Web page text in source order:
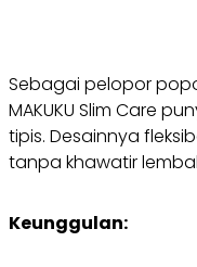
Sebagai pelopor
MAKUKU Slim Care
tipis. Desainnya
tanpa khawatir
Keunggulan: